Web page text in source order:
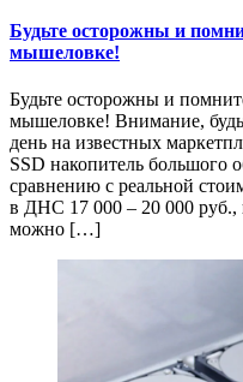
Будьте осторожны и
мышеловке!
Будьте осторожны и
мышеловке! Внимание,
день на известных
SSD накопитель большого
сравнению с реальной
в ДНС 17 000 – 20 000 руб.,
можно […]